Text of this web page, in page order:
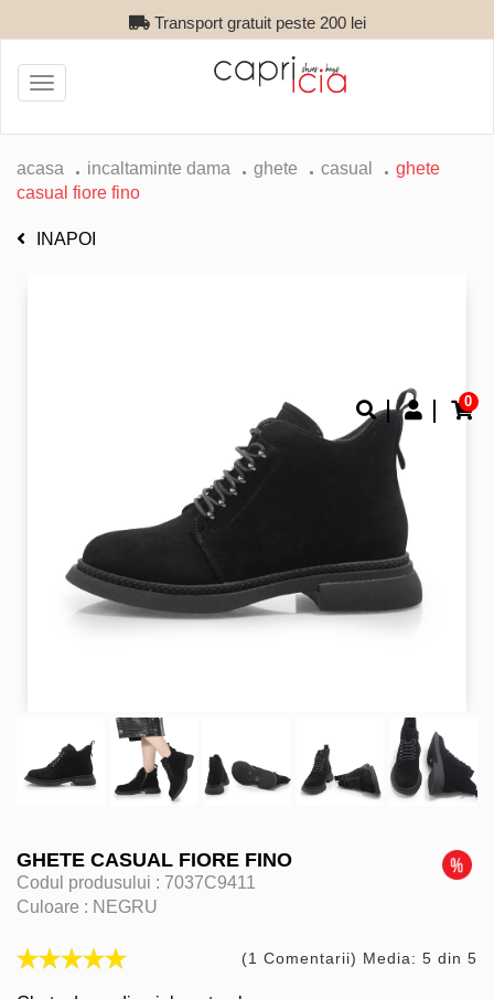
Transport gratuit peste 200 lei
0
Toggle
navigation
acasa incaltaminte dama ghete casual
ghete
casual fiore fino
INAPOI
GHETE CASUAL FIORE FINO
Codul produsului : 7037C9411
Culoare : NEGRU
(1 Comentarii) Media: 5 din 5